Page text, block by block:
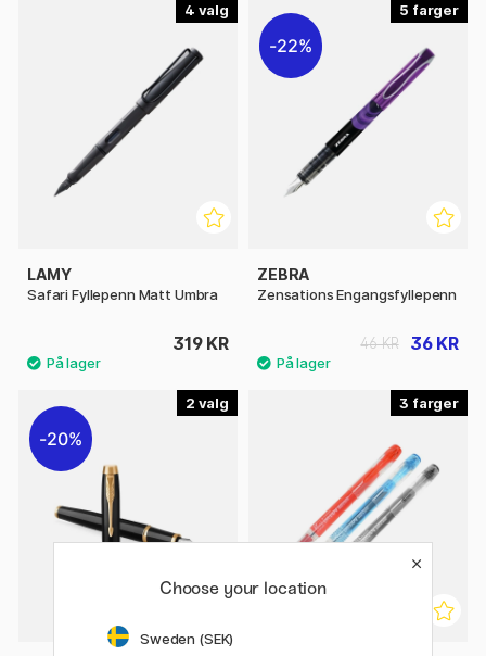
4
LAMY
Safari Fyllepenn Matt Umbra
319 KR
5
22%
ZEBRA
Zensations Engangsfyllepenn
36 KR
46 KR
2
20%
3
Choose your location
Sweden (SEK)